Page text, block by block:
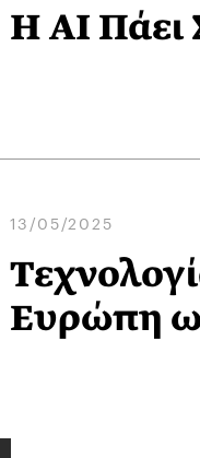
Η AI Πάει
13/05/2025
Ευρώπη